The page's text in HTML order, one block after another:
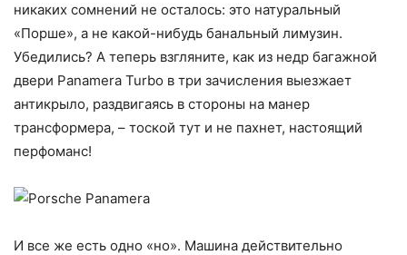
никаких сомнений не осталось: это натуральный
«Порше», а не какой-нибудь банальный лимузин.
Убедились? А теперь взгляните, как из недр багажной
двери Panamera Turbo в три зачисления выезжает
антикрыло, раздвигаясь в стороны на манер
трансформера, – тоской тут и не пахнет, настоящий
перфоманс!
И все же есть одно «но». Машина действительно